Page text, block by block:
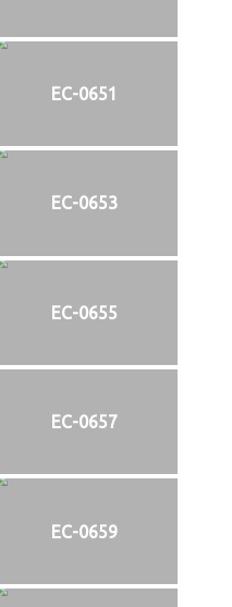
EC-0651
EC-0653
EC-0655
EC-0657
EC-0659